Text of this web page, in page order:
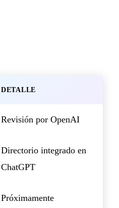
DETALLE
Revisión por OpenAI
Directorio integrado en
ChatGPT
Próximamente